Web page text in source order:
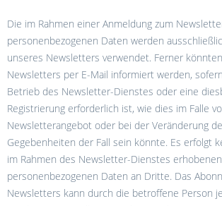
Die im Rahmen einer Anmeldung zum
personenbezogenen Daten werden
unseres Newsletters verwendet. Ferner
Newsletters per E-Mail informiert werden,
Betrieb des Newsletter-Dienstes oder eine
Registrierung erforderlich ist, wie dies im Falle
Newsletterangebot oder bei der Veränderung
Gegebenheiten der Fall sein könnte. Es erfolgt
im Rahmen des Newsletter-Dienstes erhobenen
personenbezogenen Daten an Dritte. Das
Newsletters kann durch die betroffene Person